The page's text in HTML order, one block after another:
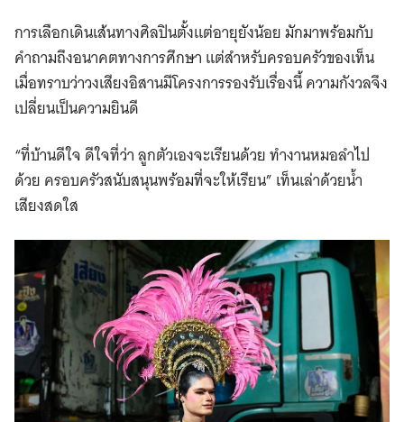
การเลือกเดินเส้นทางศิลปินตั้งแต่อายุยังน้อย มักมาพร้อมกับ
คำถามถึงอนาคตทางการศึกษา แต่สำหรับครอบครัวของเท็น
เมื่อทราบว่าวงเสียงอิสานมีโครงการรองรับเรื่องนี้ ความกังวลจึง
เปลี่ยนเป็นความยินดี
“ที่บ้านดีใจ ดีใจที่ว่า ลูกตัวเองจะเรียนด้วย ทำงานหมอลำไป
ด้วย ครอบครัวสนับสนุนพร้อมที่จะให้เรียน” เท็นเล่าด้วยน้ำ
เสียงสดใส